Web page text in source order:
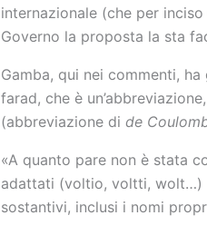
internazionale (che per
Governo la proposta la sta
Gamba, qui nei commenti,
farad, che è
(abbreviazione di de
«A quanto pare non è stata
adattati (voltio, voltti, wolt…)
sostantivi, inclusi i nomi